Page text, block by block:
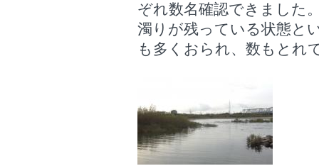
ぞれ数名確認できました
濁りが残っている状態と
も多くおられ、数もとれ